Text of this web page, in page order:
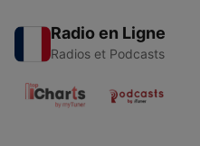
Radio en Ligne
Radios et Podcasts